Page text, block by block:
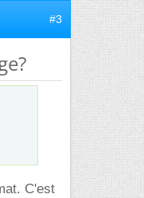
#3
C'est